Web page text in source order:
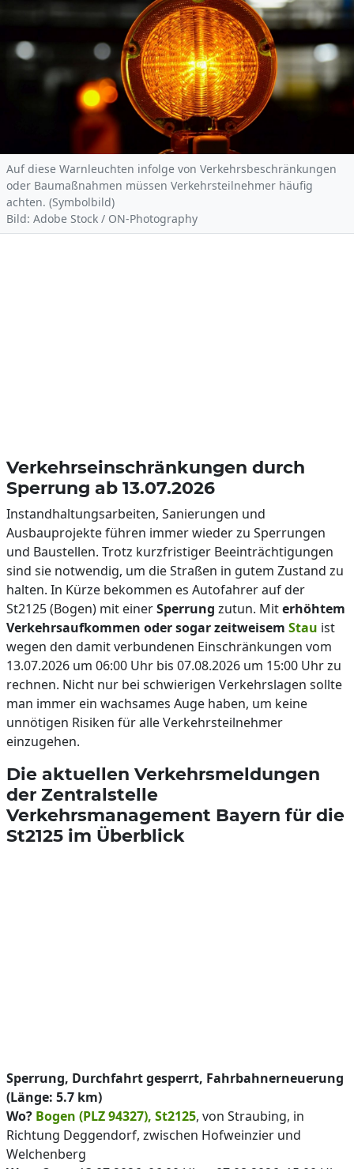
Auf diese Warnleuchten infolge von Verkehrsbeschränkungen
oder Baumaßnahmen müssen Verkehrsteilnehmer häufig
achten. (Symbolbild)
Bild: Adobe Stock / ON-Photography
Verkehrseinschränkungen durch
Sperrung ab 13.07.2026
Instandhaltungsarbeiten, Sanierungen und
Ausbauprojekte führen immer wieder zu Sperrungen
und Baustellen. Trotz kurzfristiger Beeinträchtigungen
sind sie notwendig, um die Straßen in gutem Zustand zu
halten. In Kürze bekommen es Autofahrer auf der
St2125 (Bogen) mit einerSperrung zutun. Miterhöhtem
Verkehrsaufkommen oder sogar zeitweisem Stau ist
wegen den damit verbundenen Einschränkungen vom
13.07.2026 um 06:00 Uhr bis 07.08.2026 um 15:00 Uhr zu
rechnen. Nicht nur bei schwierigen Verkehrslagen sollte
man immer ein wachsames Auge haben, um keine
unnötigen Risiken für alle Verkehrsteilnehmer
einzugehen.
Die aktuellen Verkehrsmeldungen
der Zentralstelle
Verkehrsmanagement Bayern für die
St2125 im Überblick
Sperrung, Durchfahrt gesperrt, Fahrbahnerneuerung
(Länge: 5.7 km)
Wo? Bogen (PLZ 94327), St2125, von Straubing, in
Richtung Deggendorf, zwischen Hofweinzier und
Welchenberg